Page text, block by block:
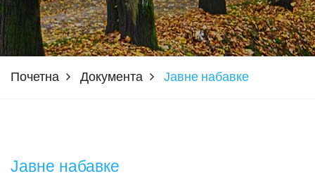
Почетна Документа Јавне набавке
Јавне набавке